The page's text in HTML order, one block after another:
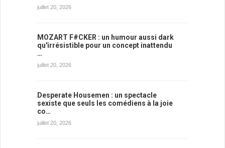
juillet 20, 2026
MOZART F#CKER : un humour aussi dark
qu'irrésistible pour un concept inattendu
…
juillet 20, 2026
Desperate Housemen : un spectacle
sexiste que seuls les comédiens à la joie
co…
juillet 20, 2026